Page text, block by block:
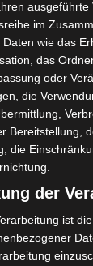
Population
in
Notfallsanitäter
über A7 –
ausgeführte
im
wie das
das
oder
die
Bereitstellung,
die
der
ist